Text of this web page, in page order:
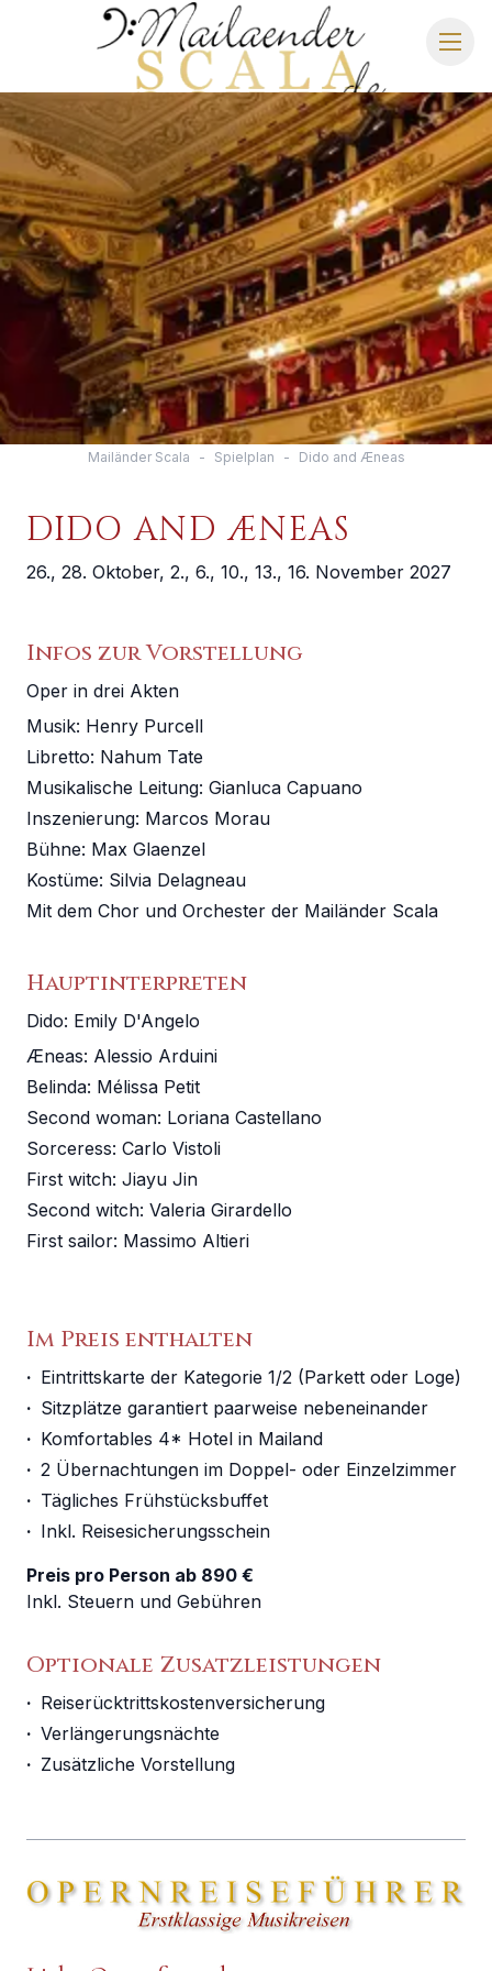
MAILÄNDER SCALA
SPIELPLAN 2026/2027
SITZPLAN HOTELS
ANREISE
Mailänder Scala - Spielplan - Dido and Æneas
DIDO AND ÆNEAS
26., 28. Oktober, 2., 6., 10., 13., 16. November 2027
Infos zur Vorstellung
Oper in drei Akten
Musik: Henry Purcell
Libretto: Nahum Tate
Musikalische Leitung: Gianluca Capuano
Inszenierung: Marcos Morau
Bühne: Max Glaenzel
Kostüme: Silvia Delagneau
Mit dem Chor und Orchester der Mailänder Scala
Hauptinterpreten
Dido: Emily D'Angelo
Æneas: Alessio Arduini
Belinda: Mélissa Petit
Second woman: Loriana Castellano
Sorceress: Carlo Vistoli
First witch: Jiayu Jin
Second witch: Valeria Girardello
First sailor: Massimo Altieri
Im Preis enthalten
· Eintrittskarte der Kategorie 1/2 (Parkett oder Loge)
· Sitzplätze garantiert paarweise nebeneinander
· Komfortables 4* Hotel in Mailand
· 2 Übernachtungen im Doppel- oder Einzelzimmer
· Tägliches Frühstücksbuffet
· Inkl. Reisesicherungsschein
Preis pro Person ab 890 €
Inkl. Steuern und Gebühren
Optionale Zusatzleistungen
· Reiserücktrittskostenversicherung
· Verlängerungsnächte
· Zusätzliche Vorstellung